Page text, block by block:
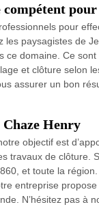
compétent
pour
les paysagistes de
ce domaine. Ce
et clôture selon
assurer un bon
Henry
objectif est
travaux de clôture.
et toute la
entreprise
N’hésitez pas à